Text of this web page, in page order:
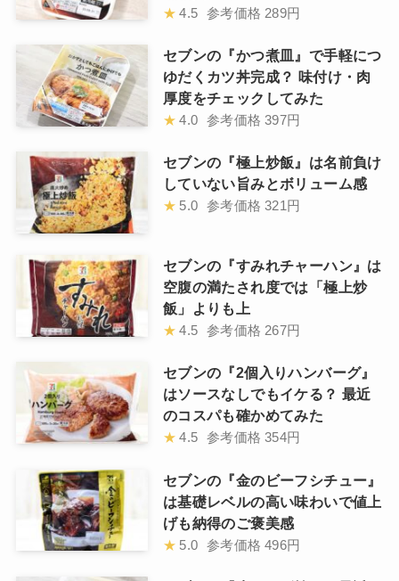
★ 4.5 参考価格 289円
セブンの『かつ煮皿』で手軽につ
ゆだくカツ丼完成？ 味付け・肉
厚度をチェックしてみた
★ 4.0 参考価格 397円
セブンの『極上炒飯』は名前負け
していない旨みとボリューム感
★ 5.0 参考価格 321円
セブンの『すみれチャーハン』は
空腹の満たされ度では「極上炒
飯」よりも上
★ 4.5 参考価格 267円
セブンの『2個入りハンバーグ』
はソースなしでもイケる？ 最近
のコスパも確かめてみた
★ 4.5 参考価格 354円
セブンの『金のビーフシチュー』
は基礎レベルの高い味わいで値上
げも納得のご褒美感
★ 5.0 参考価格 496円